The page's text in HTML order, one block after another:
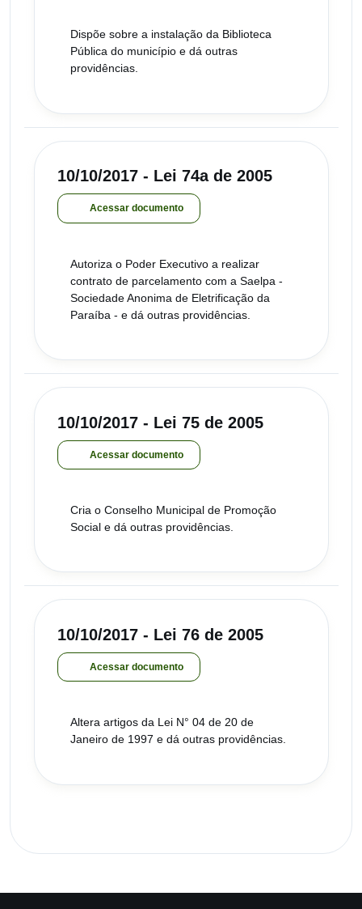
Dispõe sobre a instalação da Biblioteca
Pública do município e dá outras
providências.
10/10/2017 - Lei 74a de 2005
Acessar documento
Autoriza o Poder Executivo a realizar
contrato de parcelamento com a Saelpa -
Sociedade Anonima de Eletrificação da
Paraíba - e dá outras providências.
10/10/2017 - Lei 75 de 2005
Acessar documento
Cria o Conselho Municipal de Promoção
Social e dá outras providências.
10/10/2017 - Lei 76 de 2005
Acessar documento
Altera artigos da Lei N° 04 de 20 de
Janeiro de 1997 e dá outras providências.